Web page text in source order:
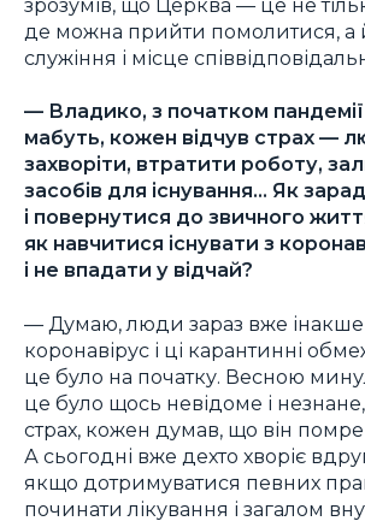
де можна прийти помолитися, а
служіння і місце
— Владико, з початком пандемії
мабуть, кожен відчув страх —
захворіти, втратити роботу,
засобів для існування… Як
і повернутися до звичного
як навчитися існувати з
і не впадати у відчай?
— Думаю, люди зараз вже
коронавірус і ці карантинні
це було на початку. Весною
це було щось невідоме і
страх, кожен думав, що він помре
А сьогодні вже дехто хворіє
якщо дотримуватися певних
починати лікування і загалом